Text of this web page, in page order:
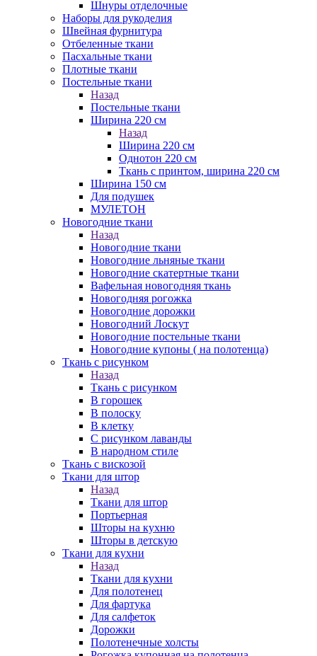
Шнуры отделочные
Наборы для рукоделия
Швейная фурнитура
Отбеленные ткани
Пасхальные ткани
Плотные ткани
Постельные ткани
Назад
Постельные ткани
Ширина 220 см
Назад
Ширина 220 см
Однотон 220 см
Ткань с принтом, ширина 220 см
Ширина 150 см
Для подушек
МУЛЕТОН
Новогодние ткани
Назад
Новогодние ткани
Новогодние льняные ткани
Новогодние скатертные ткани
Вафельная новогодняя ткань
Новогодняя рогожка
Новогодние дорожки
Новогодний Лоскут
Новогодние постельные ткани
Новогодние купоны ( на полотенца)
Ткань с рисунком
Назад
Ткань с рисунком
В горошек
В полоску
В клетку
С рисунком лаванды
В народном стиле
Ткань с вискозой
Ткани для штор
Назад
Ткани для штор
Портьерная
Шторы на кухню
Шторы в детскую
Ткани для кухни
Назад
Ткани для кухни
Для полотенец
Для фартука
Для салфеток
Дорожки
Полотенечные холсты